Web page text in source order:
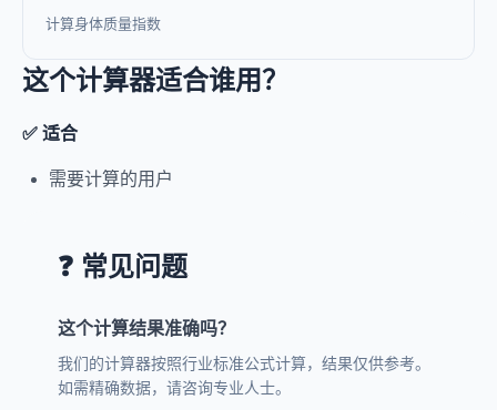
计算身体质量指数
这个计算器适合谁用？
✅ 适合
需要计算的用户
❓ 常见问题
这个计算结果准确吗？
我们的计算器按照行业标准公式计算，结果仅供参考。
如需精确数据，请咨询专业人士。